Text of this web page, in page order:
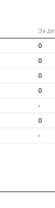
За
0
0
0
0
-
0
-